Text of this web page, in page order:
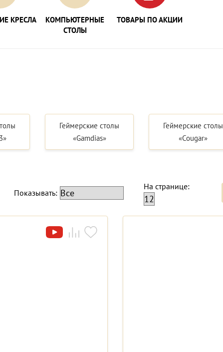
КРЕСЛА
КОМПЬЮТЕРНЫЕ
СТОЛЫ
ТОВАРЫ ПО АКЦИИ
Геймерские столы
«Gamdias»
Геймерские столы
«Cougar»
Показывать:
На странице: